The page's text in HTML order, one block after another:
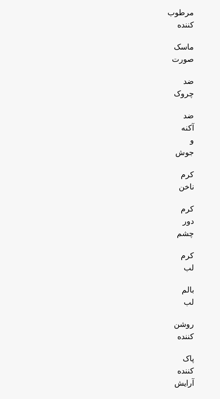
مرطوب
کننده
ماسک
صورت
ضد
چروک
ضد
آکنه
و
جوش
کرم
ناخن
کرم
دور
چشم
کرم
لب
بالم
لب
روشن
کننده
پاک
کننده
آرایش